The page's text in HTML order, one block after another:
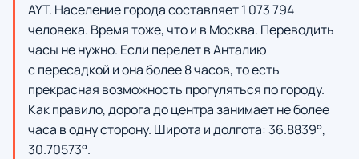
AYT. Население города составляет 1 073 794
человека. Время тоже, что и в Москва. Переводить
часы не нужно. Если перелет в Анталию
с пересадкой и она более 8 часов, то есть
прекрасная возможность прогуляться по городу.
Как правило, дорога до центра занимает не более
часа в одну сторону. Широта и долгота: 36.8839°,
30.70573°.